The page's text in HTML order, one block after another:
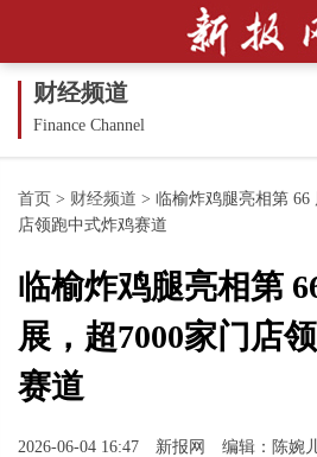
财经频道
Finance Channel
首页 > 财经频道 > 临榆炸鸡腿亮相第 66
店领跑中式炸鸡赛道
临榆炸鸡腿亮相第
展，超7000家门店
赛道
2026-06-04 16:47 新报网 编辑：陈婉